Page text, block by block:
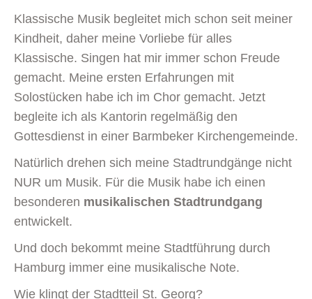
Klassische Musik begleitet mich schon seit meiner
Kindheit, daher meine Vorliebe für alles
Klassische. Singen hat mir immer schon Freude
gemacht. Meine ersten Erfahrungen mit
Solostücken habe ich im Chor gemacht. Jetzt
begleite ich als Kantorin regelmäßig den
Gottesdienst in einer Barmbeker Kirchengemeinde.
Natürlich drehen sich meine Stadtrundgänge nicht
NUR um Musik. Für die Musik habe ich einen
besonderen musikalischen Stadtrundgang
entwickelt.
Und doch bekommt meine Stadtführung durch
Hamburg immer eine musikalische Note.
Wie klingt der Stadtteil St. Georg?